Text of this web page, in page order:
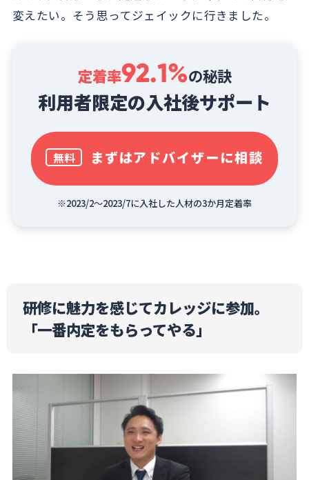
変えたい。そう思ってジェイックに行きました。
定着率92.1%の秘訣
利用者限定の入社後サポート
※2023/2～2023/7に入社した人材の3か月定着率
無料 まずはアドバイザーに相談
研修に魅力を感じてカレッジに参加。
「一番内定をもらってやる」